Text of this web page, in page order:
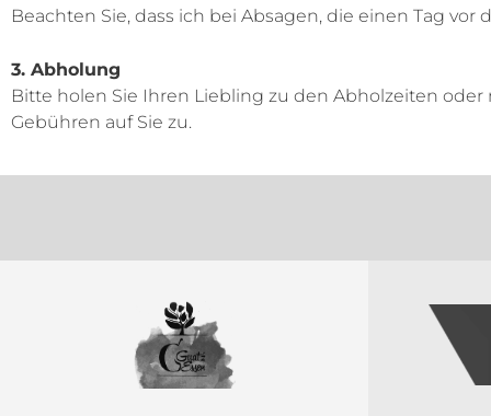
Beachten Sie, dass ich bei Absagen, die einen Tag
3. Abholung
Bitte holen Sie Ihren Liebling zu den Abholzeiten
Gebühren auf Sie zu.